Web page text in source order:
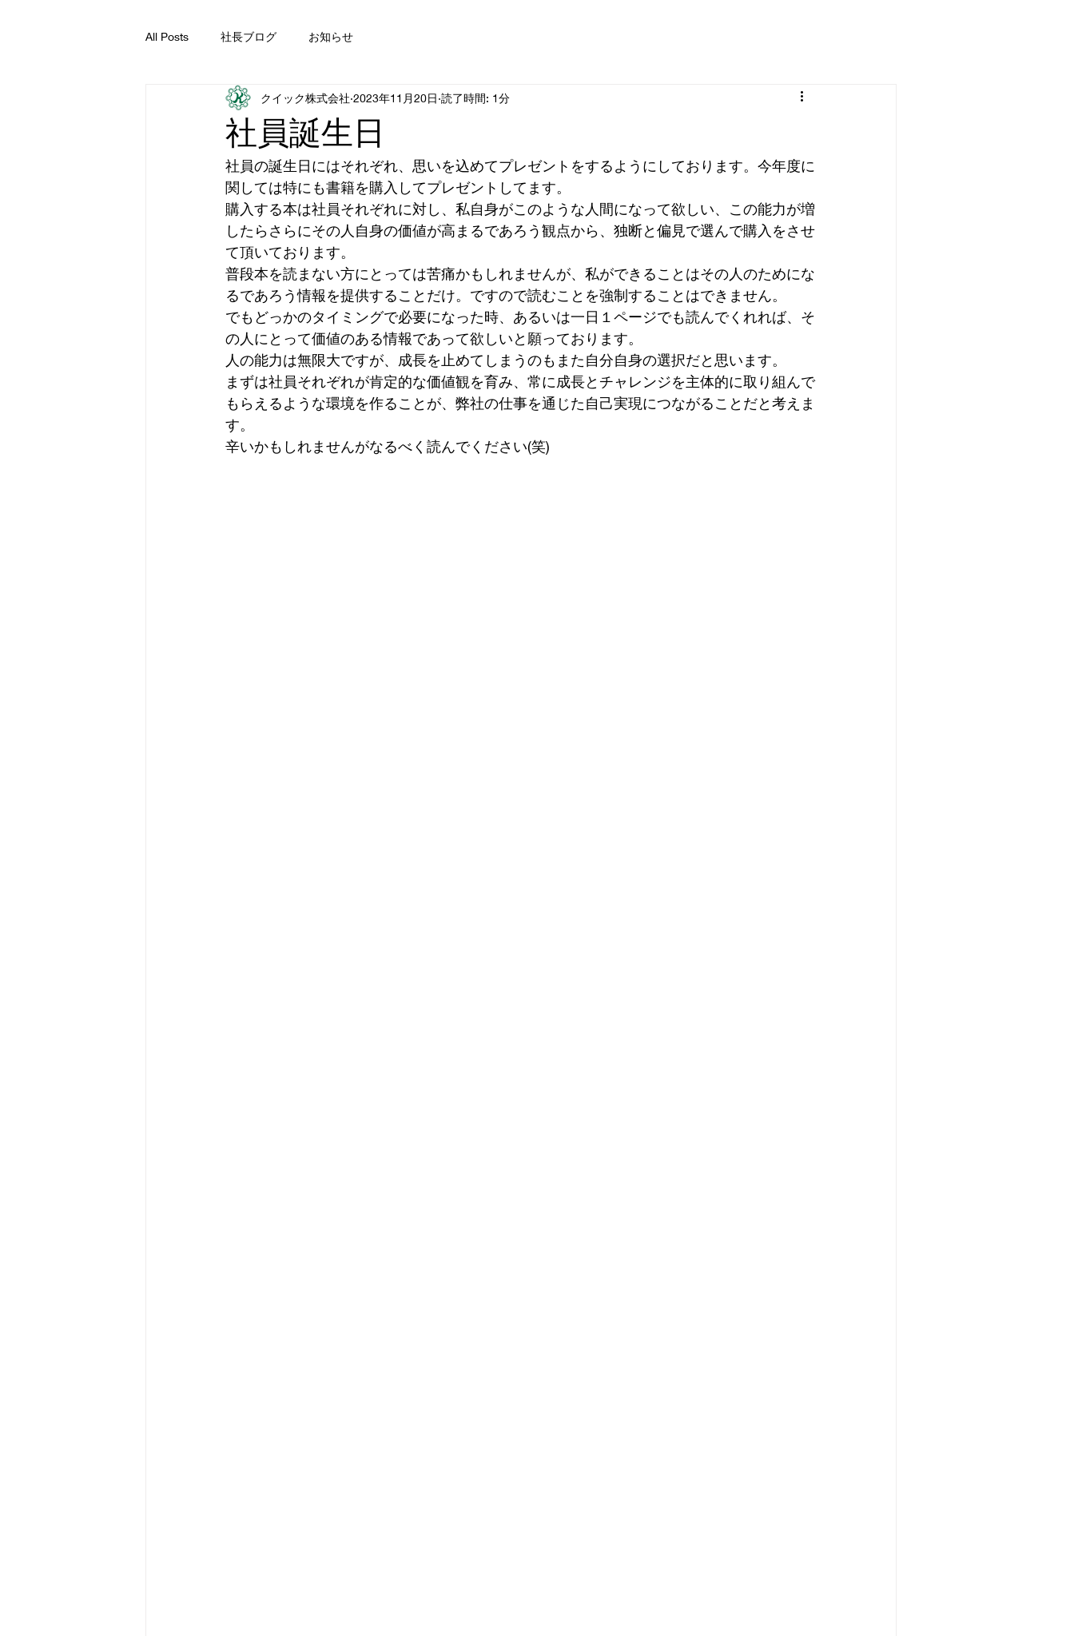
All Posts 社長ブログ お知らせ
社員誕生日
クイック株式会社 2023年11月20日 読了時間: 1分
社員の誕生日にはそれぞれ、思いを込めてプレゼントをするようにしております。今年度に
関しては特にも書籍を購入してプレゼントしてます。
購入する本は社員それぞれに対し、私自身がこのような人間になって欲しい、この能力が増
したらさらにその人自身の価値が高まるであろう観点から、独断と偏見で選んで購入をさせ
て頂いております。
普段本を読まない方にとっては苦痛かもしれませんが、私ができることはその人のためにな
るであろう情報を提供することだけ。ですので読むことを強制することはできません。
でもどっかのタイミングで必要になった時、あるいは一日１ページでも読んでくれれば、そ
の人にとって価値のある情報であって欲しいと願っております。
人の能力は無限大ですが、成長を止めてしまうのもまた自分自身の選択だと思います。
まずは社員それぞれが肯定的な価値観を育み、常に成長とチャレンジを主体的に取り組んで
もらえるような環境を作ることが、弊社の仕事を通じた自己実現につながることだと考えま
す。
辛いかもしれませんがなるべく読んでください(笑)